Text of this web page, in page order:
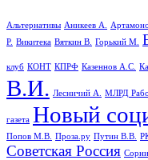
Альтернативы Аникеев А.
Р. Викитека Вяткин В. Горький М.
клуб КОНТ КПРФ Казеннов А.С.
В.И. Лесничий А. МЛРД
газета Новый
Попов М.В. Проза.ру Путин В.В.
Советская Россия